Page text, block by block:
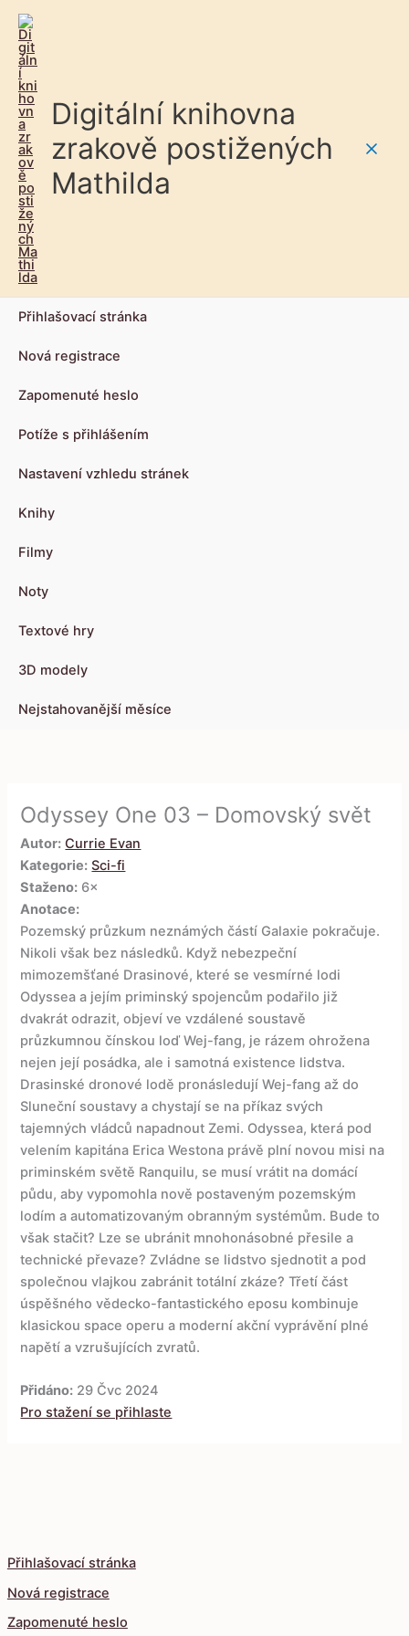
Digitální knihovna
zrakově postižených
Mathilda
Přihlašovací stránka
Nová registrace
Zapomenuté heslo
Potíže s přihlášením
Nastavení vzhledu stránek
Knihy
Filmy
Noty
Textové hry
3D modely
Nejstahovanější měsíce
Přihlašovací stránka
Nová registrace
Zapomenuté heslo
Odyssey One 03 – Domovský svět
Autor: Currie Evan
Kategorie: Sci-fi
Staženo: 6×
Anotace:
Pozemský průzkum neznámých částí Galaxie pokračuje.
Nikoli však bez následků. Když nebezpeční
mimozemšťané Drasinové, které se vesmírné lodi
Odyssea a jejím priminský spojencům podařilo již
dvakrát odrazit, objeví ve vzdálené soustavě
průzkumnou čínskou loď Wej-fang, je rázem ohrožena
nejen její posádka, ale i samotná existence lidstva.
Drasinské dronové lodě pronásledují Wej-fang až do
Sluneční soustavy a chystají se na příkaz svých
tajemných vládců napadnout Zemi. Odyssea, která pod
velením kapitána Erica Westona právě plní novou misi na
priminském světě Ranquilu, se musí vrátit na domácí
půdu, aby vypomohla nově postaveným pozemským
lodím a automatizovaným obranným systémům. Bude to
však stačit? Lze se ubránit mnohonásobné přesile a
technické převaze? Zvládne se lidstvo sjednotit a pod
společnou vlajkou zabránit totální zkáze? Třetí část
úspěšného vědecko-fantastického eposu kombinuje
klasickou space operu a moderní akční vyprávění plné
napětí a vzrušujících zvratů.
Přidáno: 29 Čvc 2024
Pro stažení se přihlaste